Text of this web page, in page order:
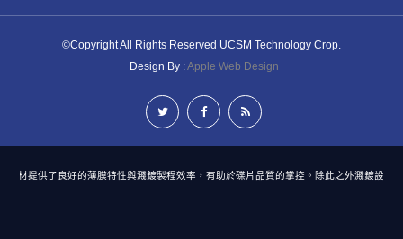
©Copyright All Rights Reserved UCSM Technology Crop.
Design By :Apple Web Design
靶材提供了良好的薄膜特性與濺鍍製程效率，有助於碟片品質的掌控。除此之外濺鍍設備